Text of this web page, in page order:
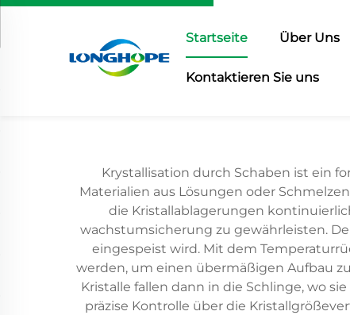
Startseite Über Uns
Kontaktieren Sie uns
Krystallisation durch Schaben ist ein
Materialien aus Lösungen oder
die Kristallablagerungen
wachstumsicherung zu gewährleisten.
eingespeist wird. Mit dem
werden, um einen übermäßigen Aufbau
Kristalle fallen dann in die Schlinge, wo
präzise Kontrolle über die